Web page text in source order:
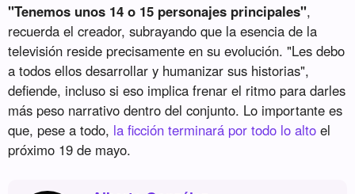
"Tenemos unos 14 o 15 personajes principales",
recuerda el creador, subrayando que la esencia de la
televisión reside precisamente en su evolución. "Les debo
a todos ellos desarrollar y humanizar sus historias",
defiende, incluso si eso implica frenar el ritmo para darles
más peso narrativo dentro del conjunto. Lo importante es
que, pese a todo, la ficción terminará por todo lo alto el
próximo 19 de mayo.